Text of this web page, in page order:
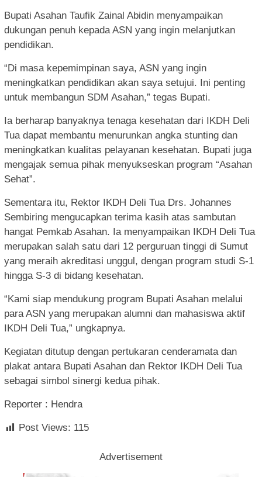
Bupati Asahan Taufik Zainal Abidin menyampaikan
dukungan penuh kepada ASN yang ingin melanjutkan
pendidikan.
“Di masa kepemimpinan saya, ASN yang ingin
meningkatkan pendidikan akan saya setujui. Ini penting
untuk membangun SDM Asahan,” tegas Bupati.
Ia berharap banyaknya tenaga kesehatan dari IKDH Deli
Tua dapat membantu menurunkan angka stunting dan
meningkatkan kualitas pelayanan kesehatan. Bupati juga
mengajak semua pihak menyukseskan program “Asahan
Sehat”.
Sementara itu, Rektor IKDH Deli Tua Drs. Johannes
Sembiring mengucapkan terima kasih atas sambutan
hangat Pemkab Asahan. Ia menyampaikan IKDH Deli Tua
merupakan salah satu dari 12 perguruan tinggi di Sumut
yang meraih akreditasi unggul, dengan program studi S-1
hingga S-3 di bidang kesehatan.
“Kami siap mendukung program Bupati Asahan melalui
para ASN yang merupakan alumni dan mahasiswa aktif
IKDH Deli Tua,” ungkapnya.
Kegiatan ditutup dengan pertukaran cenderamata dan
plakat antara Bupati Asahan dan Rektor IKDH Deli Tua
sebagai simbol sinergi kedua pihak.
Reporter : Hendra
Post Views: 115
Advertisement